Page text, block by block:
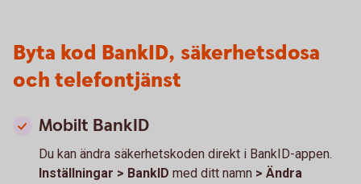
Byta kod BankID, säkerhetsdosa
och telefontjänst
Mobilt BankID
Du kan ändra säkerhetskoden direkt i BankID-appen.
Inställningar > BankID med ditt namn > Ändra